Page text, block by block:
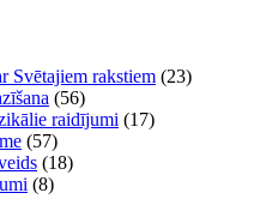
Svētajiem rakstiem (23)
(56)
raidījumi (17)
(57)
(18)
(8)